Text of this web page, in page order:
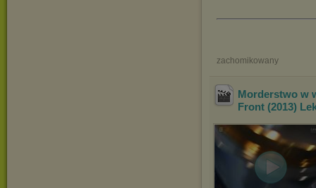
zachomikowany
Morderstwo w
Front (2013)